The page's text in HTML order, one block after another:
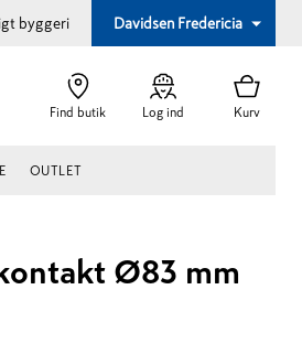
byggeri Davidsen Fredericia
Find butik Log ind Kurv
OUTLET
Ø83 mm